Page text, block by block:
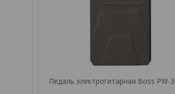
Педаль электрогитарная Boss PW-3